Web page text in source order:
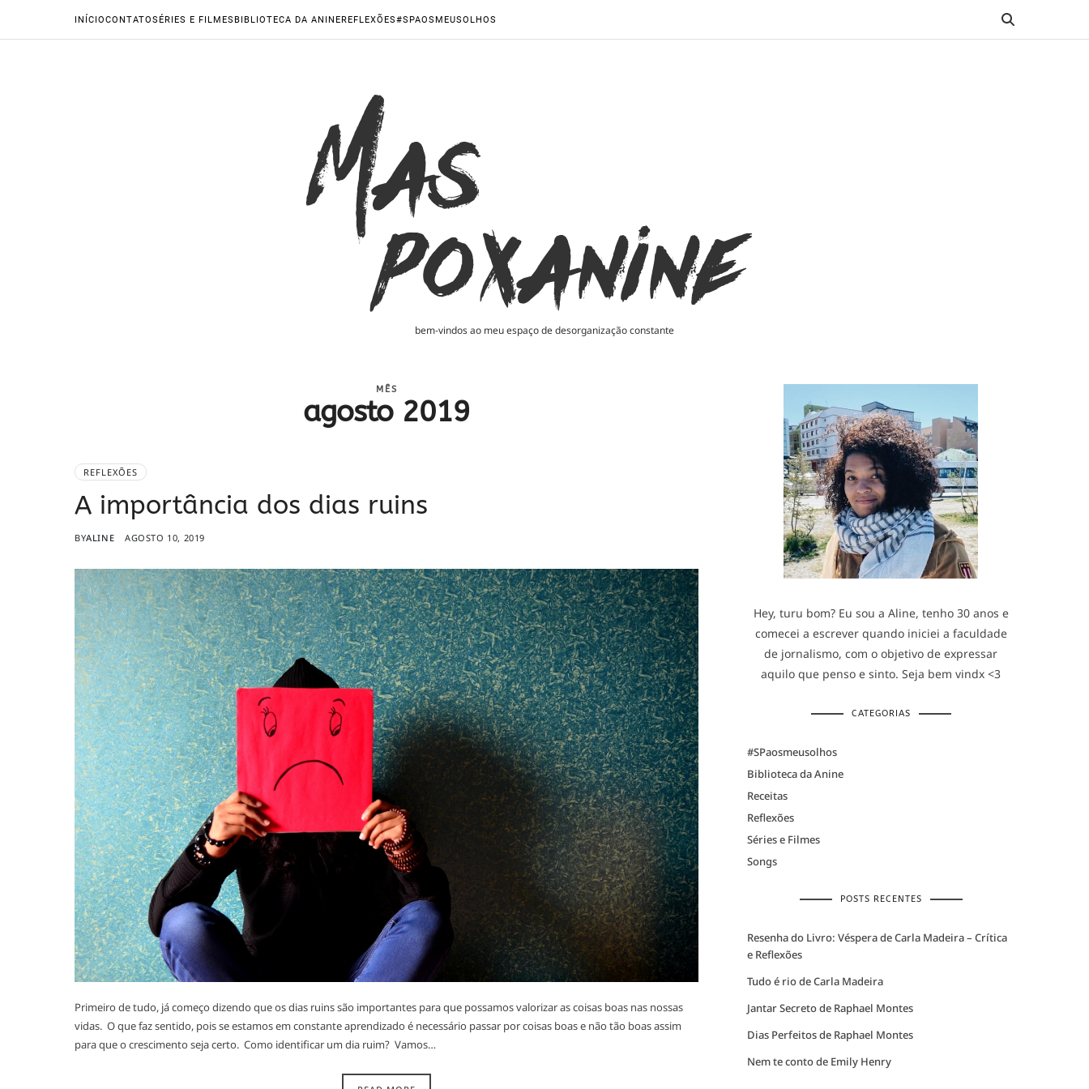
INÍCIOCONTATOSÉRIES E FILMESBIBLIOTECA DA ANINEREFLEXÕES#SPAOSMEUSOLHOS
bem-vindos ao meu espaço de desorganização constante
MÊS
agosto 2019
REFLEXÕES
A importância dos dias ruins
BYALINE AGOSTO 10, 2019
Primeiro de tudo, já começo dizendo que os dias ruins são importantes para que possamos valorizar as coisas boas nas nossas
vidas. O que faz sentido, pois se estamos em constante aprendizado é necessário passar por coisas boas e não tão boas assim
para que o crescimento seja certo. Como identificar um dia ruim? Vamos…
Hey, turu bom? Eu sou a Aline, tenho 30 anos e
comecei a escrever quando iniciei a faculdade
de jornalismo, com o objetivo de expressar
aquilo que penso e sinto. Seja bem vindx <3
CATEGORIAS
#SPaosmeusolhos
Biblioteca da Anine
Receitas
Reflexões
Séries e Filmes
Songs
POSTS RECENTES
Resenha do Livro: Véspera de Carla Madeira – Crítica
e Reflexões
Tudo é rio de Carla Madeira
Jantar Secreto de Raphael Montes
Dias Perfeitos de Raphael Montes
Nem te conto de Emily Henry